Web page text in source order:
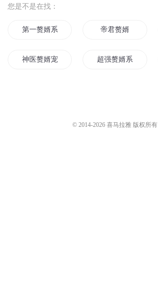
您是不是在找：
第一赘婿系统 帝君赘婿
神医赘婿宠妻如命 超强赘婿系统
© 2014-2026 喜马拉雅 版权所有